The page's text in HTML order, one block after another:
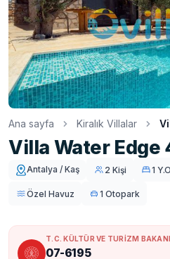
Ana sayfa Kiralık Villalar
Villa Water Edge
Antalya / Kaş 2 Kişi 1
Özel Havuz 1 Otopark
T.C. KÜLTÜR VE TURİZM
07-6195